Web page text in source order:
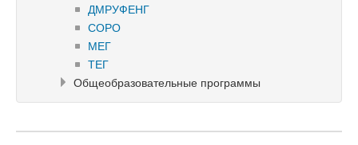
ДМРУФЕНГ
СОРО
МЕГ
ТЕГ
Общеобразовательные программы